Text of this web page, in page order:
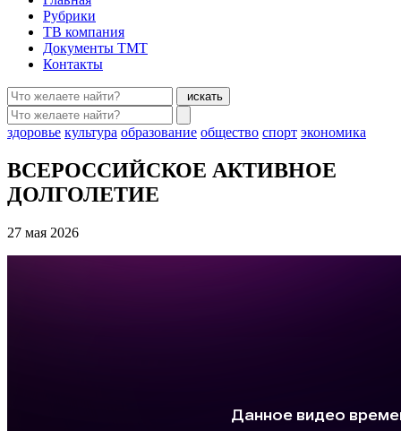
Рубрики
ТВ компания
Документы ТМТ
Контакты
искать
здоровье культура образование общество спорт экономика
ВСЕРОССИЙСКОЕ АКТИВНОЕ
ДОЛГОЛЕТИЕ
27 мая 2026